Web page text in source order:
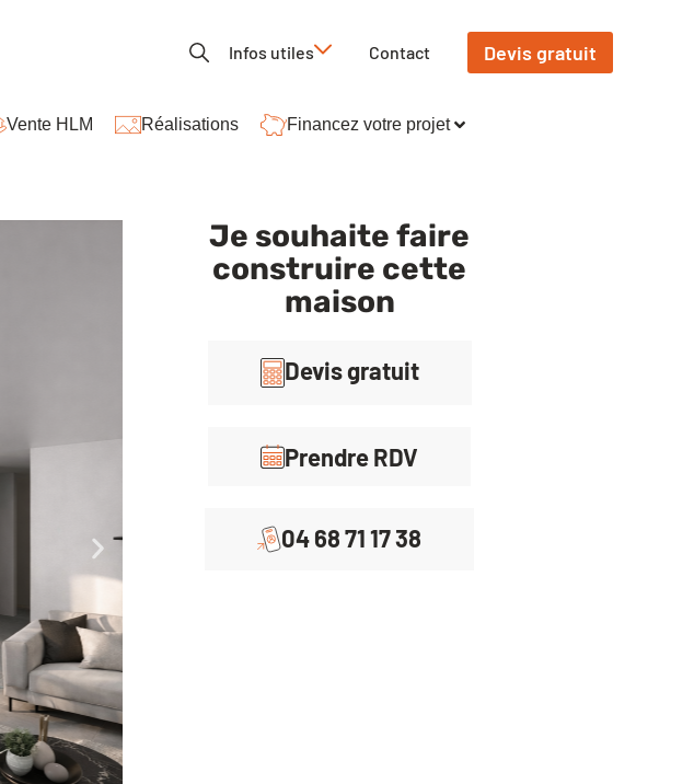
Infos utiles Contact Devis gratuit
Vente HLM Réalisations Financez votre projet
Je souhaite faire
construire cette
maison
Devis gratuit
Prendre RDV
04 68 71 17 38